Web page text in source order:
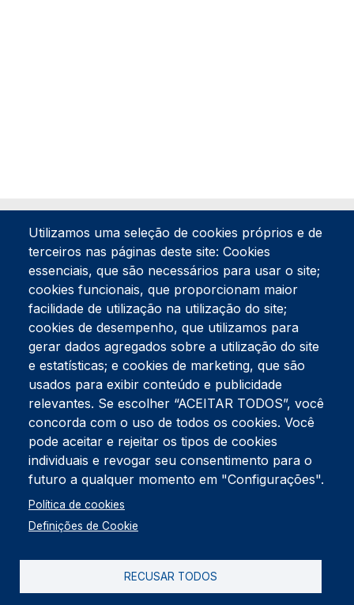
Tel:234 390 100Fax:234 390 100
Endereço Postal
Apartado 42
Rua Gil Eanes 31
3834-908 Gafanha da Nazaré
Estúdios
Rua Prior Guerra
Edifício do Centro Cultural da Gafanha da Nazaré
3830-556 Gafanha da Nazaré
Rodapé
Cookies
Política de Privacidade
Utilizamos uma seleção de cookies próprios e de
terceiros nas páginas deste site: Cookies
essenciais, que são necessários para usar o site;
cookies funcionais, que proporcionam maior
facilidade de utilização na utilização do site;
cookies de desempenho, que utilizamos para
gerar dados agregados sobre a utilização do site
e estatísticas; e cookies de marketing, que são
usados para exibir conteúdo e publicidade
relevantes. Se escolher “ACEITAR TODOS”, você
concorda com o uso de todos os cookies. Você
pode aceitar e rejeitar os tipos de cookies
individuais e revogar seu consentimento para o
futuro a qualquer momento em "Configurações".
Política de cookies
Definições de Cookie
RECUSAR TODOS